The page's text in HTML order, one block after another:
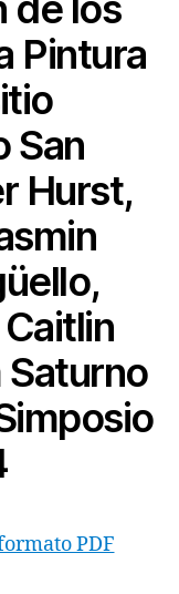
Pintura
San
Hurst,
Saturno
PDF